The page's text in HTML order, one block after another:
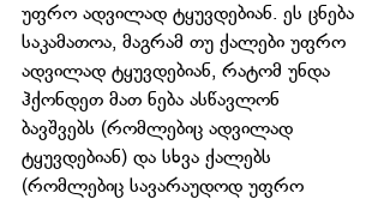
უფრო ადვილად ტყუვდებიან. ეს ცნება
საკამათოა, მაგრამ თუ ქალები უფრო
ადვილად ტყუვდებიან, რატომ უნდა
ჰქონდეთ მათ ნება ასწავლონ
ბავშვებს (რომლებიც ადვილად
ტყუვდებიან) და სხვა ქალებს
(რომლებიც სავარაუდოდ უფრო